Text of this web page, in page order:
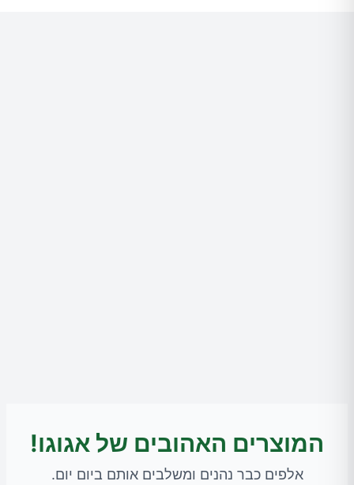
המוצרים האהובים של אגוגו!
אלפים כבר נהנים ומשלבים אותם ביום יום.